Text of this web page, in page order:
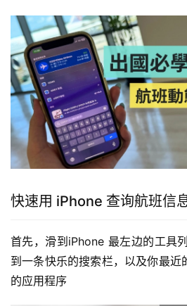
快速用 iPhone 查询航班信
首先，滑到iPhone 最左边的工具
到一条快乐的搜索栏，以及你最近
的应用程序